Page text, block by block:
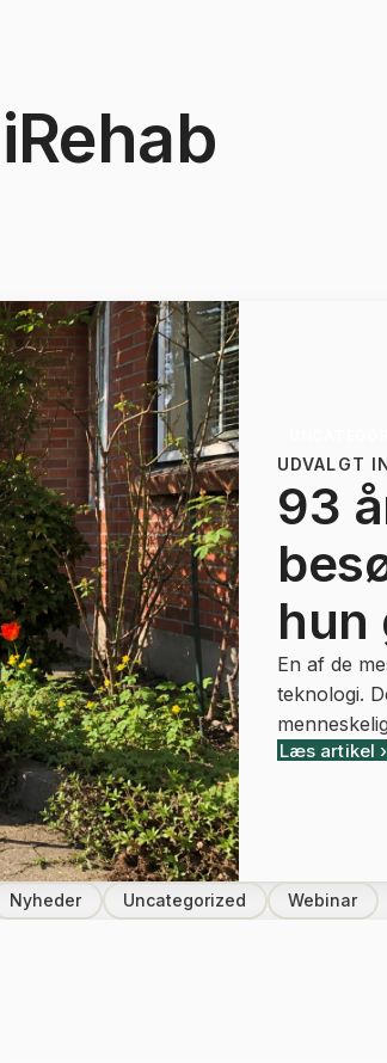
UDVALGT
93
hun
En af de
teknologi.
Læs artikel ›
Nyheder Uncategorized Webinar